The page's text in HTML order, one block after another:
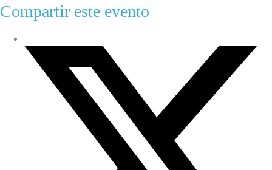
Compartir este evento